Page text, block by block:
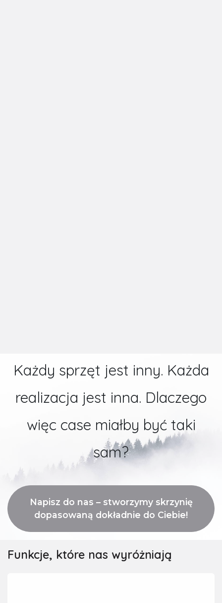
Każdy sprzęt jest inny. Każda
realizacja jest inna. Dlaczego
więc case miałby być taki
sam?
Napisz do nas – stworzymy skrzynię
dopasowaną dokładnie do Ciebie!
Funkcje, które nas wyróżniają